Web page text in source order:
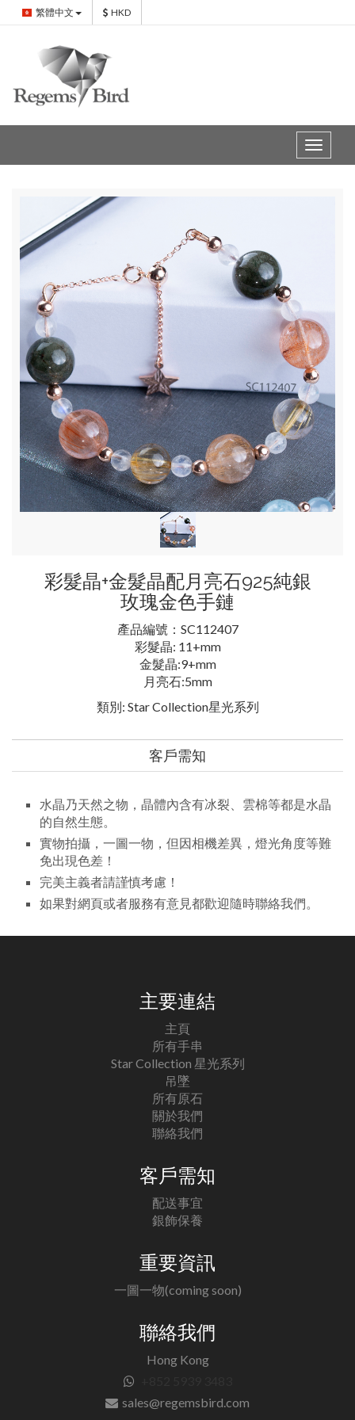
繁體中文 HKD
Toggle
彩髮晶+金髮晶配月亮石925純銀
玫瑰金色手鏈
產品編號：SC112407
彩髮晶: 11+mm
金髮晶:9+mm
月亮石:5mm
類別: Star Collection星光系列
客戶需知
水晶乃天然之物，晶體內含有冰裂、雲棉等都是水晶
的自然生態。
實物拍攝，一圖一物，但因相機差異，燈光角度等難
免出現色差！
完美主義者請謹慎考慮！
如果對網頁或者服務有意見都歡迎隨時聯絡我們。
主要連結
主頁
所有手串
Star Collection 星光系列
吊墜
所有原石
關於我們
聯絡我們
客戶需知
配送事宜
銀飾保養
重要資訊
一圖一物(coming soon)
聯絡我們
Hong Kong
sales@regemsbird.com